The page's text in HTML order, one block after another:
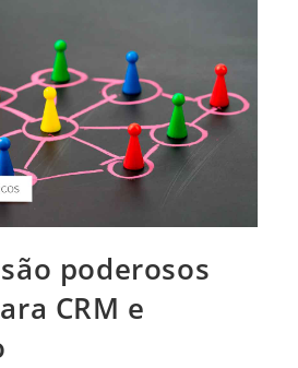
poderosos
CRM e